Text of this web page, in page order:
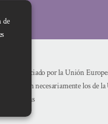
Financiado por la Unión
reflejan necesariamente los
mismas
de